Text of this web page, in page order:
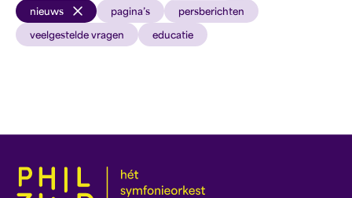
nieuws pagina’s persberichten
veelgestelde vragen educatie